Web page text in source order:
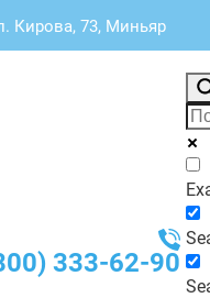
Кирова, 73, Миньяр
333-62-90